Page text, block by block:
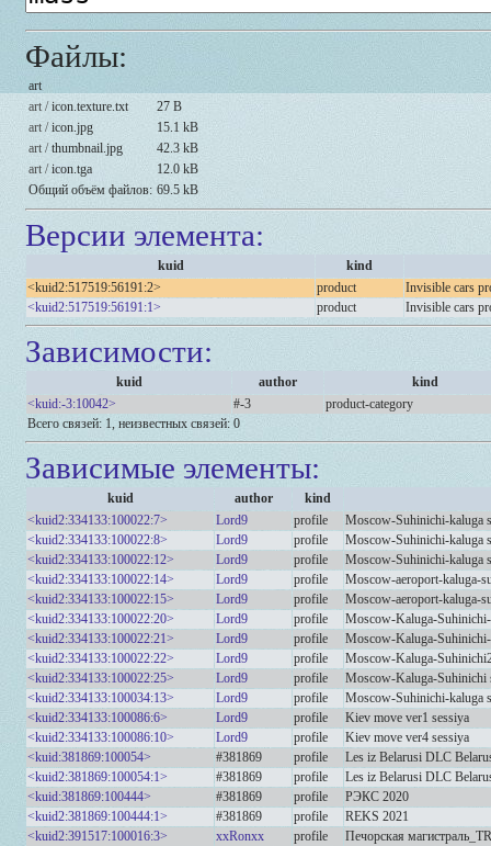
Файлы:
art
art /icon.texture.txt
27 B
art /icon.jpg
15.1 kB
art /thumbnail.jpg
42.3 kB
art /icon.tga
12.0 kB
Общий объём файлов: 69.5 kB
Версии элемента:
kuid
kind
<kuid2:517519:56191:2>
product
Invisible cars
<kuid2:517519:56191:1>
product Invisible cars
Зависимости:
kuid author
kind
<kuid:-3:10042>
#-3
product-category
Всего связей: 1, неизвестных связей: 0
Зависимые элементы:
kuid author
kind
<kuid2:334133:100022:7>
Lord9 profile
Moscow-Suhinichi-kaluga
<kuid2:334133:100022:8>
Lord9 profile
Moscow-Suhinichi-kaluga
<kuid2:334133:100022:12>
Lord9 profile
Moscow-Suhinichi-kaluga
<kuid2:334133:100022:14>
Lord9 profile
Moscow-aeroport-kaluga-
<kuid2:334133:100022:15>
Lord9 profile
Moscow-aeroport-kaluga-
<kuid2:334133:100022:20>
Lord9 profile
Moscow-Kaluga-
<kuid2:334133:100022:21>
Lord9 profile
Moscow-Kaluga-
<kuid2:334133:100022:22>
Lord9 profile
Moscow-Kaluga-
<kuid2:334133:100022:25>
Lord9 profile
Moscow-Kaluga-Suhinichi
<kuid2:334133:100034:13>
Lord9 profile
Moscow-Suhinichi-kaluga
<kuid2:334133:100086:6>
Lord9 profile
Kiev move ver1 sessiya
<kuid2:334133:100086:10>
Lord9 profile
Kiev move ver4 sessiya
<kuid:381869:100054>
#381869 profile
Les iz Belarusi DLC
<kuid2:381869:100054:1>
#381869 profile
Les iz Belarusi DLC
<kuid:381869:100444>
#381869 profile
РЭКС 2020
<kuid2:381869:100444:1>
#381869 profile
REKS 2021
<kuid2:391517:100016:3>
xxRonxx profile
Печорская